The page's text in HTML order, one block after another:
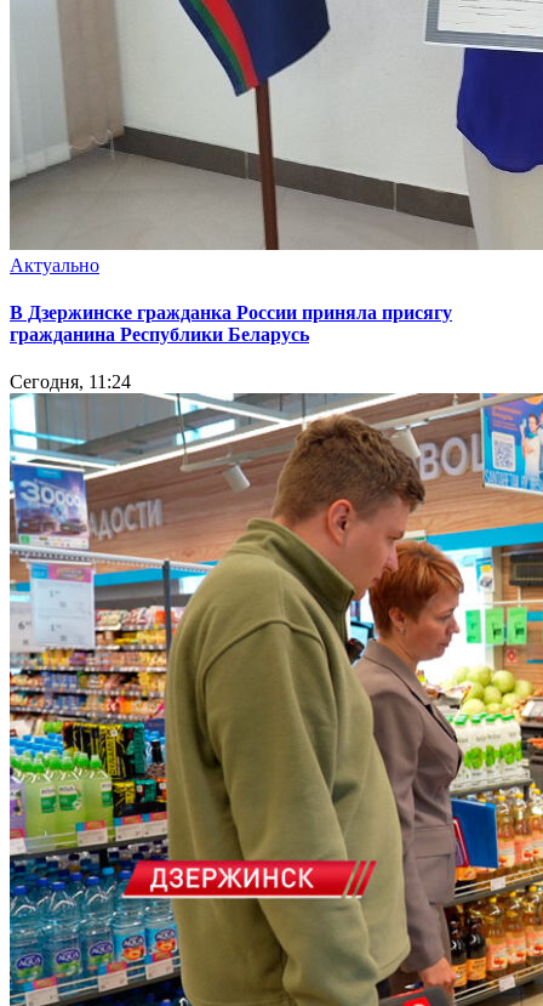
Актуально
В Дзержинске гражданка России приняла присягу
гражданина Республики Беларусь
Сегодня, 11:24